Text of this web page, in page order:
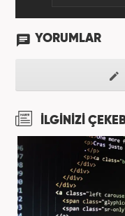
YORUMLAR
İLGİNİZİ